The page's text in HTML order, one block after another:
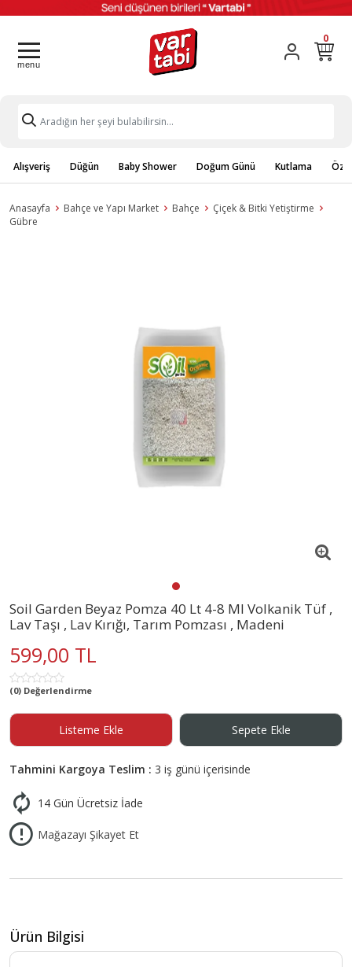
0
Alışveriş Düğün Baby Shower Doğum Günü Kutlama
Anasayfa Bahçe ve Yapı Market Bahçe
Çiçek & Bitki Yetiştirme
Gübre
Soil Garden Beyaz Pomza 40 Lt 4-8 Ml Volkanik Tüf ,
Lav Taşı , Lav Kırığı, Tarım Pomzası , Madeni
599,00 TL
(0) Değerlendirme
Listeme Ekle Sepete Ekle
Tahmini Kargoya Teslim : 3 iş günü içerisinde
14 Gün Ücretsiz İade
Mağazayı Şikayet Et
Ürün Bilgisi